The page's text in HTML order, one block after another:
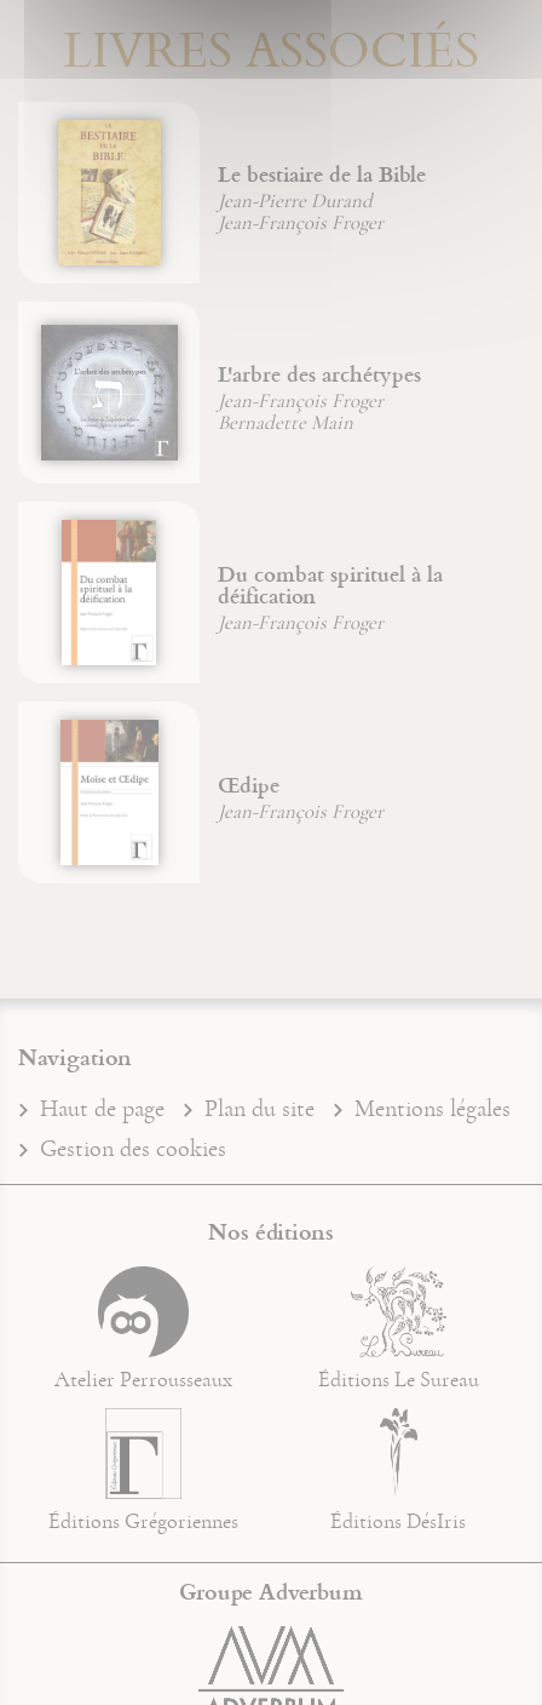
LIVRES ASSOCIÉS
Le bestiaire de la Bible
Jean-Pierre Durand
Jean-François Froger
L'arbre des archétypes
Jean-François Froger
Bernadette Main
Du combat spirituel à la
déification
Jean-François Froger
Œdipe
Jean-François Froger
Navigation
Haut de page Plan du site
Mentions légales
Gestion des cookies
Nos éditions
Atelier Perrousseaux Éditions Le Sureau
Éditions Grégoriennes Éditions DésIris
Groupe Adverbum